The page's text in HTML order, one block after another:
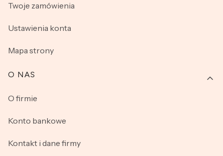
Twoje zamówienia
Ustawienia konta
Mapa strony
O NAS
O firmie
Konto bankowe
Kontakt i dane firmy